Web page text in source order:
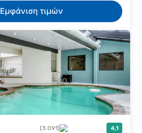
Εμφάνιση τιμών
(3.091) 4,1